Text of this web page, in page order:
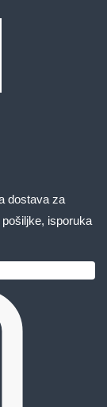
dostava za
isporuka